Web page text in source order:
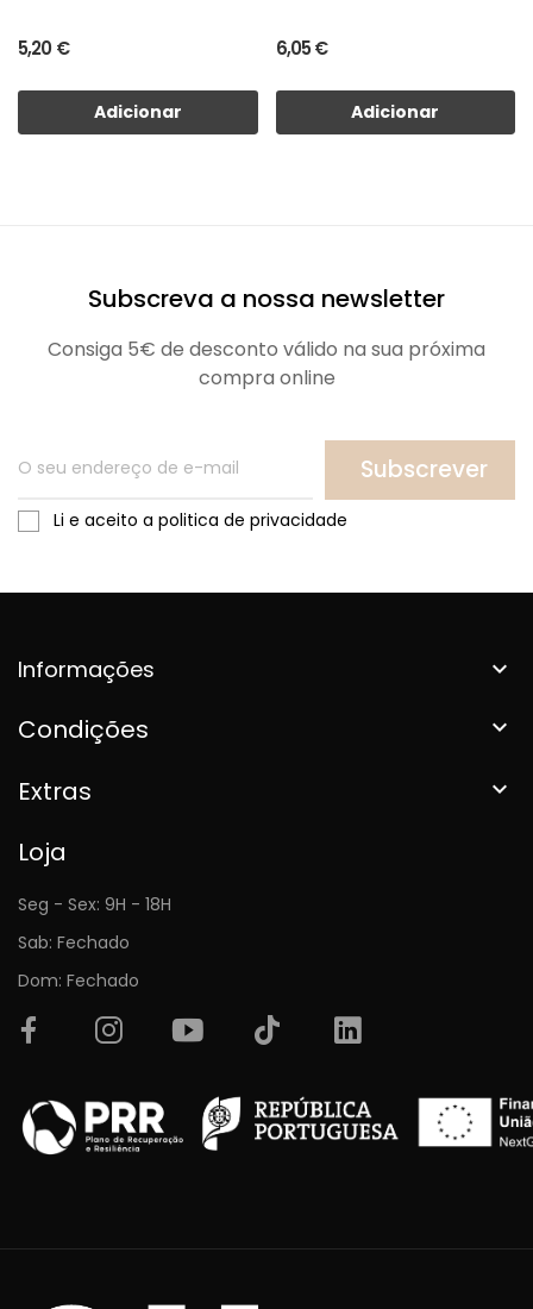
5,20 €
Adicionar
6,05 €
Adicionar
Subscreva a nossa newsletter
Consiga 5€ de desconto válido na sua próxima
compra online
Subscrever
Li e aceito a politica de privacidade
Informações 
Condições 
Extras 
Loja
Seg - Sex: 9H - 18H
Sab: Fechado
Dom: Fechado